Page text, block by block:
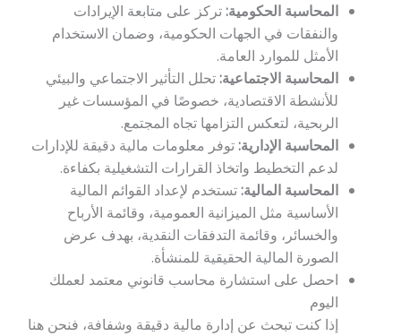
المحاسبة الحكومية:تركز على متابعة الإيرادات
والنفقات في الجهات الحكومية، وضمان الاستخدام
الأمثل للموارد العامة.
المحاسبة الاجتماعية:تحلل التأثير الاجتماعي والبيئي
للأنشطة الاقتصادية، خصوصًا في المؤسسات غير
الربحية، لتعكس التزامها تجاه المجتمع.
المحاسبة الإدارية:توفر معلومات مالية دقيقة للإدارات
لدعم التخطيط واتخاذ القرارات التشغيلية بكفاءة.
المحاسبة المالية:تستخدم لإعداد القوائم المالية
الأساسية مثل الميزانية العمومية، وقائمة الأرباح
والخسائر، وقائمة التدفقات النقدية، بهدف عرض
الصورة المالية الحقيقية للمنشأة.
احصل على استشارة محاسب قانوني معتمد لعملك
اليوم
إذا كنت تبحث عن إدارة مالية دقيقة وشفافة، فنحن هنا